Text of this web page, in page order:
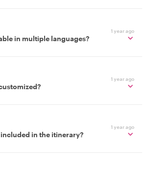
1 year ago
in multiple languages?
1 year ago
1 year ago
in the itinerary?